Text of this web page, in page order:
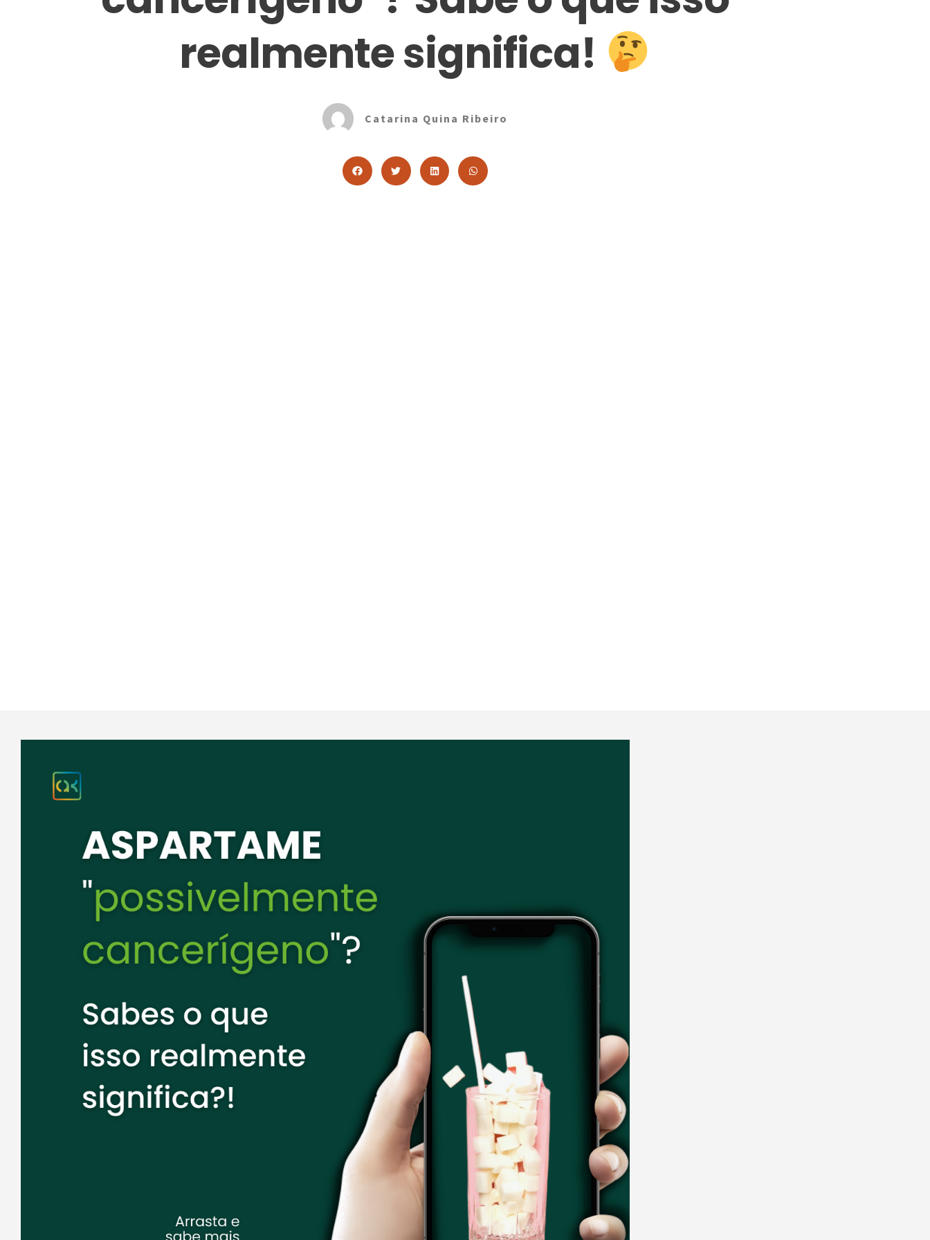
realmente significa!
Catarina Quina Ribeiro